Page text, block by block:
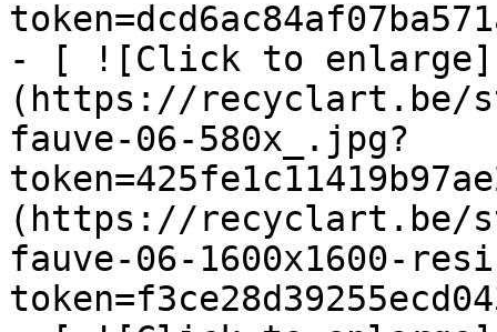
- [ ![Click to enlarge]
(https://recyclart.be/
fauve-06-580x_.jpg?
(https://recyclart.be/
fauve-06-1600x1600-